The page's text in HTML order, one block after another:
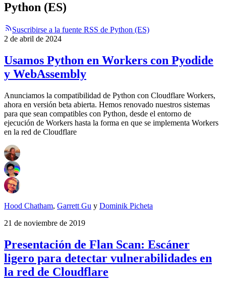
Python (ES)
Suscribirse a la fuente RSS de Python (ES)
2 de abril de 2024
Usamos Python en Workers con Pyodide
y WebAssembly
Anunciamos la compatibilidad de Python con Cloudflare Workers,
ahora en versión beta abierta. Hemos renovado nuestros sistemas
para que sean compatibles con Python, desde el entorno de
ejecución de Workers hasta la forma en que se implementa Workers
en la red de Cloudflare
Hood Chatham, Garrett Gu y Dominik Picheta
21 de noviembre de 2019
Presentación de Flan Scan: Escáner
ligero para detectar vulnerabilidades en
la red de Cloudflare